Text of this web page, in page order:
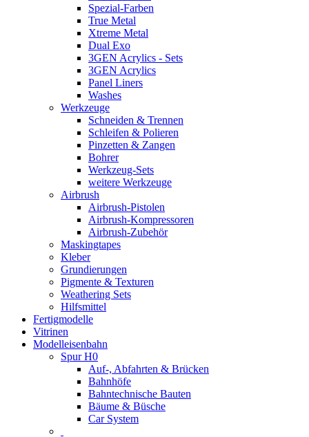
Spezial-Farben
True Metal
Xtreme Metal
Dual Exo
3GEN Acrylics - Sets
3GEN Acrylics
Panel Liners
Washes
Werkzeuge
Schneiden & Trennen
Schleifen & Polieren
Pinzetten & Zangen
Bohrer
Werkzeug-Sets
weitere Werkzeuge
Airbrush
Airbrush-Pistolen
Airbrush-Kompressoren
Airbrush-Zubehör
Maskingtapes
Kleber
Grundierungen
Pigmente & Texturen
Weathering Sets
Hilfsmittel
Fertigmodelle
Vitrinen
Modelleisenbahn
Spur H0
Auf-, Abfahrten & Brücken
Bahnhöfe
Bahntechnische Bauten
Bäume & Büsche
Car System